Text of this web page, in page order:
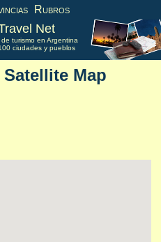
Rubros
Net
turismo en Argentina
ciudades y pueblos
Map